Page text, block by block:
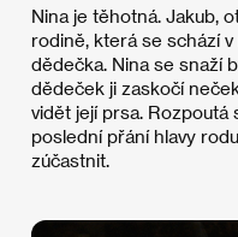
Nina je těhotná. Jakub,
rodině, která se schází
dědečka. Nina se snaží
dědeček ji zaskočí
vidět její prsa. Rozpoutá
poslední přání hlavy
zúčastnit.